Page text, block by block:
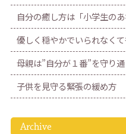
自分の癒し方は「小学生の
優しく穏やかでいられなく
母親は”自分が１番”を守り通
子供を見守る緊張の緩め方
Archive